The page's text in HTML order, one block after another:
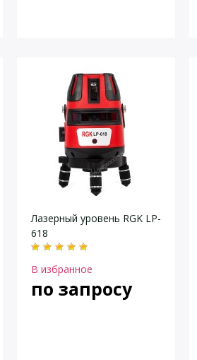
Лазерный уровень RGK LP-
618
В избранное
по запросу